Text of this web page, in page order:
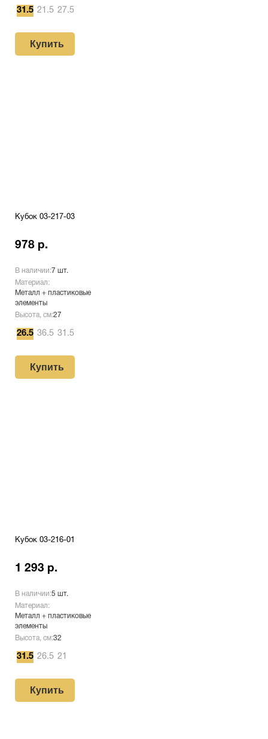
31.5 21.5 27.5
Купить
Кубок 03-217-03
978 р.
В наличии:7 шт.
Материал:
Металл + пластиковые
элементы
Высота, см:27
26.5 36.5 31.5
Купить
Кубок 03-216-01
1 293 р.
В наличии:5 шт.
Материал:
Металл + пластиковые
элементы
Высота, см:32
31.5 26.5 21
Купить